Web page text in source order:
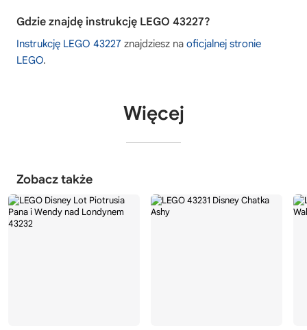
Gdzie znajdę instrukcję LEGO 43227?
Instrukcję LEGO 43227 znajdziesz na oficjalnej stronie
LEGO.
Więcej
Zobacz także